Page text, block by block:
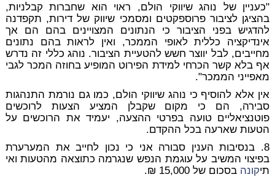
"כעניין של נוהג שיווקי הולם, ראוי הוא שחברות קבלניות,
בהציגן לציבור פרוספקטים ומסמכי שיווק של דירות, תקפדנה
להדגיש בפני הציבור כי הנתונים המצויינים בהם הם אך
אינדיקציה כללית לאופי הממכר, ואין לראות בהם נתונים
מחייבים, לבל יווצר חשש להטעיית הציבור. נוהג כללי זה נדרש
אף בלא קשר הכרחי למידת הפירוט המופיע בחוזה המכר לגבי
מאפייני הממכר".
אין אלא להוסיף כי נוהג שיווקי הולם, כמו גם נורמת התנהגות
סבירה, הם כי מקום שקבלן המציע הצעות לרוכשים
פוטנציאליים טועה בפרטי ההצעה, יעמיד את הרוכשים על
הטעות שארעה בכל ההקדם.
8. בנסיבות הענין סבורה אני כי נכון לחייב את המערערת
בפיצוי המשיב על עוגמת הנפש שנגרמה כתוצאה מהטעות ואי
תיקונה בסכום של 15,000 ₪.